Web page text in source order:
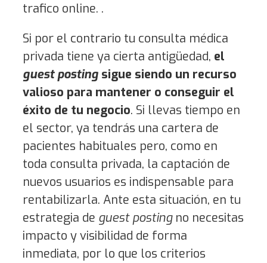
trafico online. .
Si por el contrario tu consulta médica
privada tiene ya cierta antigüedad, el
guest posting sigue siendo un recurso
valioso para mantener o conseguir el
éxito de tu negocio. Si llevas tiempo en
el sector, ya tendrás una cartera de
pacientes habituales pero, como en
toda consulta privada, la captación de
nuevos usuarios es indispensable para
rentabilizarla. Ante esta situación, en tu
estrategia de guest postingno necesitas
impacto y visibilidad de forma
inmediata, por lo que los criterios